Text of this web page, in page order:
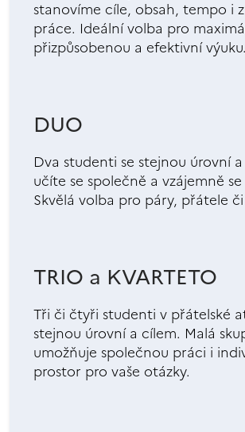
stanovíme cíle, obsah, tempo i
práce. Ideální volba pro
přizpůsobenou a efektivní výuku.
DUO
Dva studenti se stejnou úrovní
učíte se společně a vzájemně
Skvělá volba pro páry, přátele či
TRIO a KVARTETO
Tři či čtyři studenti v přátelské
stejnou úrovní a cílem. Malá
umožňuje společnou práci i
prostor pro vaše otázky.